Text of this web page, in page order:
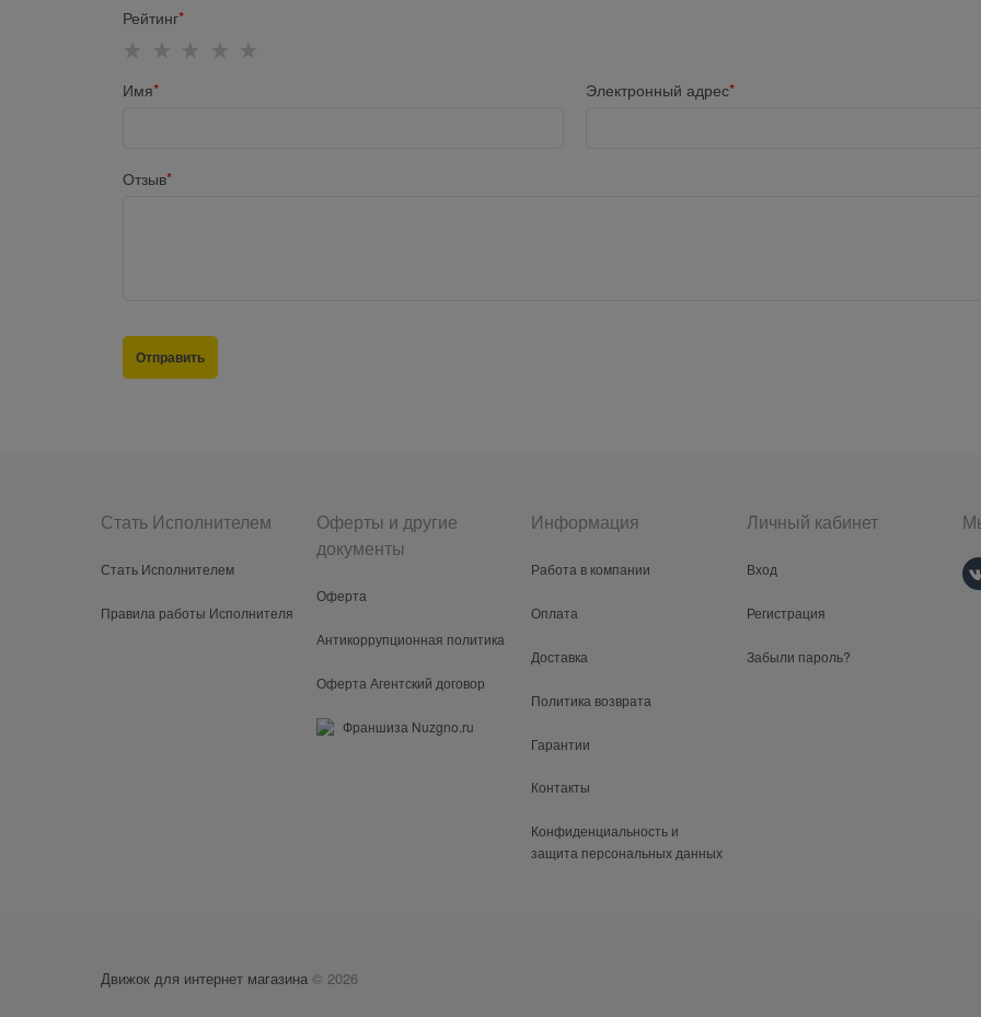
Рейтинг
Имя Электронный адрес
Отзыв
Стать Исполнителем
Стать Исполнителем
Правила работы Исполнителя
Оферты и другие
документы
Оферта
Антикоррупционная политика
Оферта Агентский договор
Франшиза Nuzgno.ru
Информация
Работа в компании
Оплата
Доставка
Политика возврата
Гарантии
Контакты
Конфиденциальность и
защита персональных данных
Личный кабинет
Вход
Регистрация
Забыли пароль?
Движок для интернет магазина © 2026